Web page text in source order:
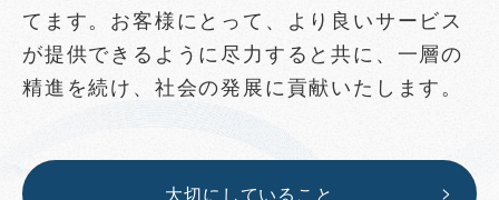
てます。お客様にとって、より良いサービス
が提供できるように尽力すると共に、一層の
精進を続け、社会の発展に貢献いたします。
大切にしていること